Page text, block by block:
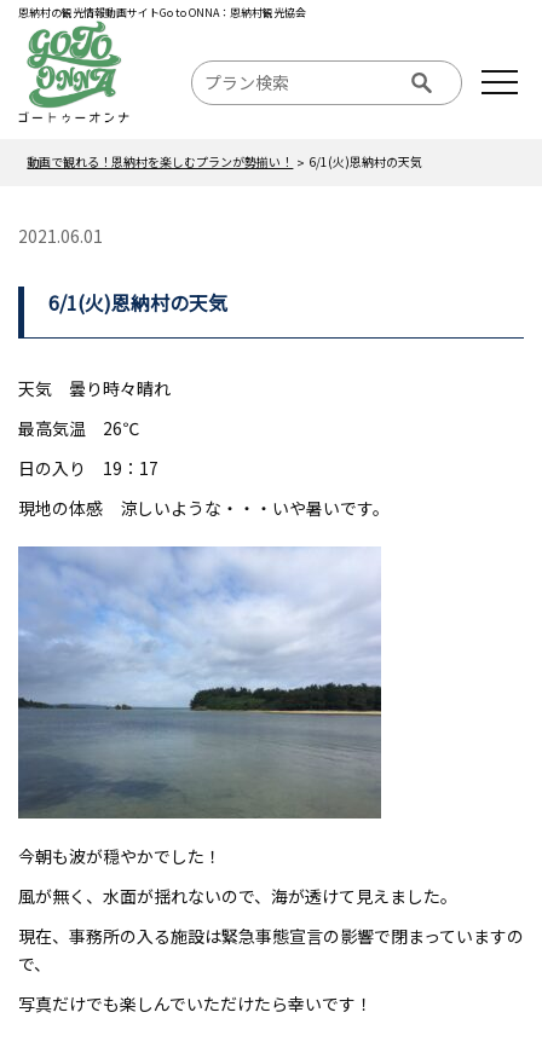
恩納村の観光情報動画サイトGo to ONNA：恩納村観光協会
動画で観れる！恩納村を楽しむプランが勢揃い！ 6/1(火)恩納村の天気
2021.06.01
6/1(火)恩納村の天気
天気 曇り時々晴れ
最高気温 26℃
日の入り 19：17
現地の体感 涼しいような・・・いや暑いです。
今朝も波が穏やかでした！
風が無く、水面が揺れないので、海が透けて見えました。
現在、事務所の入る施設は緊急事態宣言の影響で閉まっていますの
で、
写真だけでも楽しんでいただけたら幸いです！